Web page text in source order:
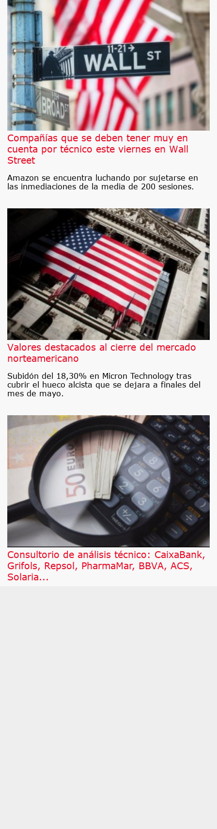
Compañías que se deben tener muy en
cuenta por técnico este viernes en Wall
Street
Amazon se encuentra luchando por sujetarse en
las inmediaciones de la media de 200 sesiones.
Valores destacados al cierre del mercado
norteamericano
Subidón del 18,30% en Micron Technology tras
cubrir el hueco alcista que se dejara a finales del
mes de mayo.
Consultorio de análisis técnico: CaixaBank,
Grifols, Repsol, PharmaMar, BBVA, ACS,
Solaria...